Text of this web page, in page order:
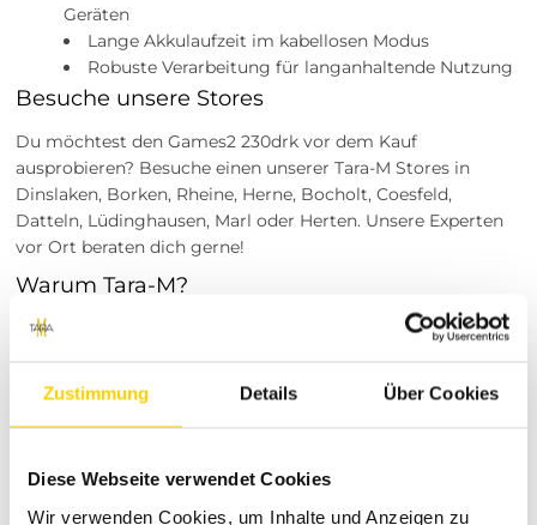
Zustimmung Details Über Cookies
Diese Webseite verwendet Cookies
Wir verwenden Cookies, um Inhalte und Anzeigen zu
Geräten
Lange Akkulaufzeit im kabellosen Modus
Robuste Verarbeitung für langanhaltende Nutzung
Besuche unsere Stores
Du möchtest den Games2 230drk vor dem Kauf
ausprobieren? Besuche einen unserer Tara-M Stores in
Dinslaken, Borken, Rheine, Herne, Bocholt, Coesfeld,
Datteln, Lüdinghausen, Marl oder Herten. Unsere Experten
vor Ort beraten dich gerne!
Warum Tara-M?
Tara-M steht seit Jahren für hochwertige Produkte und
dass du nicht nur ein erstklassiges Produkt erhältst,
sondern auch eine rundum zufriedene Einkaufserfahrung
erlebst. Unsere Leidenschaft für Qualität und Design
Gaming-Erlebnis auf das nächste Level!